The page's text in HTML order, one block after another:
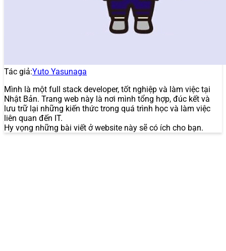
Tác giả:Yuto Yasunaga
Mình là một full stack developer, tốt nghiệp và làm việc tại
Nhật Bản. Trang web này là nơi mình tổng hợp, đúc kết và
lưu trữ lại những kiến thức trong quá trình học và làm việc
liên quan đến IT.
Hy vọng những bài viết ở website này sẽ có ích cho bạn.